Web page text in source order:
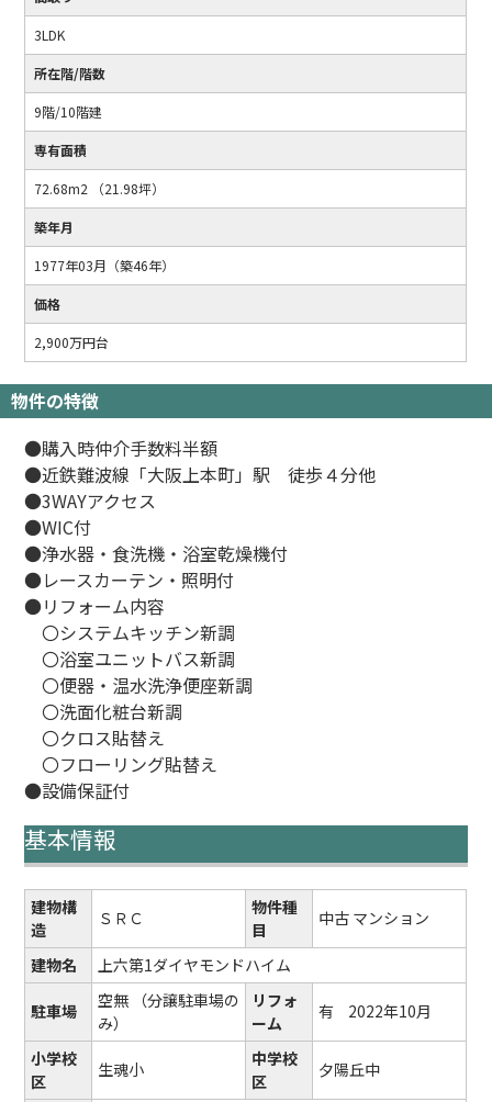
3LDK
所在階/階数
9階/10階建
専有面積
72.68m2 （21.98坪）
築年月
1977年03月（築46年）
価格
2,900万円台
物件の特徴
●購入時仲介手数料半額
●近鉄難波線「大阪上本町」駅 徒歩４分他
●3WAYアクセス
●WIC付
●浄水器・食洗機・浴室乾燥機付
●レースカーテン・照明付
●リフォーム内容
〇システムキッチン新調
〇浴室ユニットバス新調
〇便器・温水洗浄便座新調
〇洗面化粧台新調
〇クロス貼替え
〇フローリング貼替え
●設備保証付
基本情報
建物構
造
ＳＲＣ
物件種
目
中古 マンション
建物名 上六第1ダイヤモンドハイム
駐車場 空無
（分譲駐車場の
み）
リフォ
ーム
有 2022年10月
小学校
区
生魂小
中学校
区
夕陽丘中